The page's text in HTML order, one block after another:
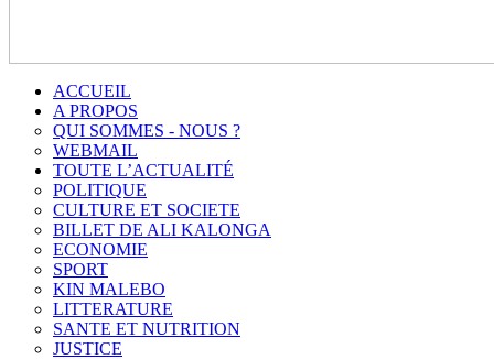
ACCUEIL
A PROPOS
QUI SOMMES - NOUS ?
WEBMAIL
TOUTE L’ACTUALITÉ
POLITIQUE
CULTURE ET SOCIETE
BILLET DE ALI KALONGA
ECONOMIE
SPORT
KIN MALEBO
LITTERATURE
SANTE ET NUTRITION
JUSTICE